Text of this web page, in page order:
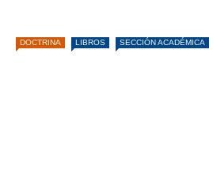
DOCTRINA LIBROS SECCIÓN ACADÉMICA